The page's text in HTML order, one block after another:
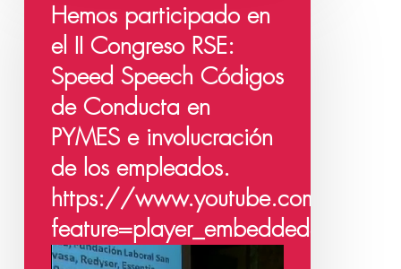
Hemos participado en
el II Congreso RSE:
Speed Speech Códigos
de Conducta en
PYMES e involucración
de los empleados.
https://www.youtube.com/